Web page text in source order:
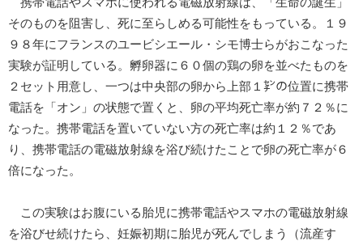
そのものを阻害し、死に至らしめる可能性をもっている。１９
９８年にフランスのユービシエール・シモ博士らがおこなった
実験が証明している。孵卵器に６０個の鶏の卵を並べたものを
２セット用意し、一つは中央部の卵から上部１㌢の位置に携帯
電話を「オン」の状態で置くと、卵の平均死亡率が約７２％に
なった。携帯電話を置いていない方の死亡率は約１２％であ
り、携帯電話の電磁放射線を浴び続けたことで卵の死亡率が６
倍になった。
この実験はお腹にいる胎児に携帯電話やスマホの電磁放射線
を浴びせ続けたら、妊娠初期に胎児が死んでしまう（流産す